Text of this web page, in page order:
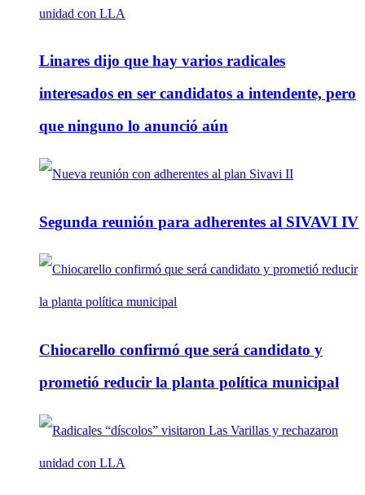
Linares dijo que hay varios radicales
interesados en ser candidatos a intendente, pero
que ninguno lo anunció aún
Segunda reunión para adherentes al SIVAVI IV
Chiocarello confirmó que será candidato y
prometió reducir la planta política municipal